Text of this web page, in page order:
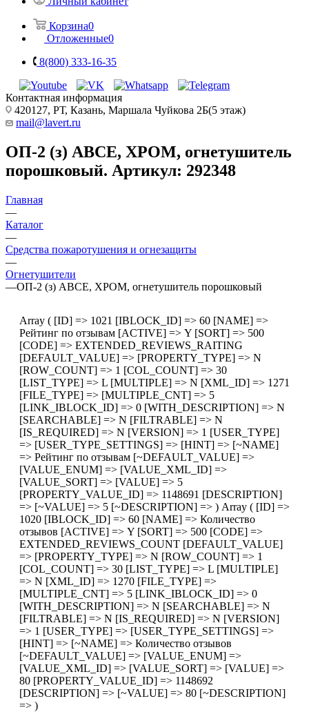
Корзина0
Отложенные0
8(800) 333-16-35
Контактная информация
420127, РТ, Казань, Маршала Чуйкова 2Б(5 этаж)
mail@lavert.ru
ОП-2 (з) АВСЕ, ХРОМ, огнетушитель
порошковый. Артикул: 292348
Главная
—
Каталог
—
Средства пожаротушения и огнезащиты
—
Огнетушители
—ОП-2 (з) АВСЕ, ХРОМ, огнетушитель порошковый
Array ( [ID] => 1021 [IBLOCK_ID] => 60 [NAME] =>
Рейтинг по отзывам [ACTIVE] => Y [SORT] => 500
[CODE] => EXTENDED_REVIEWS_RAITING
[DEFAULT_VALUE] => [PROPERTY_TYPE] => N
[ROW_COUNT] => 1 [COL_COUNT] => 30
[LIST_TYPE] => L [MULTIPLE] => N [XML_ID] => 1271
[FILE_TYPE] => [MULTIPLE_CNT] => 5
[LINK_IBLOCK_ID] => 0 [WITH_DESCRIPTION] => N
[SEARCHABLE] => N [FILTRABLE] => N
[IS_REQUIRED] => N [VERSION] => 1 [USER_TYPE]
=> [USER_TYPE_SETTINGS] => [HINT] => [~NAME]
=> Рейтинг по отзывам [~DEFAULT_VALUE] =>
[VALUE_ENUM] => [VALUE_XML_ID] =>
[VALUE_SORT] => [VALUE] => 5
[PROPERTY_VALUE_ID] => 1148691 [DESCRIPTION]
=> [~VALUE] => 5 [~DESCRIPTION] => ) Array ( [ID] =>
1020 [IBLOCK_ID] => 60 [NAME] => Количество
отзывов [ACTIVE] => Y [SORT] => 500 [CODE] =>
EXTENDED_REVIEWS_COUNT [DEFAULT_VALUE]
=> [PROPERTY_TYPE] => N [ROW_COUNT] => 1
[COL_COUNT] => 30 [LIST_TYPE] => L [MULTIPLE]
=> N [XML_ID] => 1270 [FILE_TYPE] =>
[MULTIPLE_CNT] => 5 [LINK_IBLOCK_ID] => 0
[WITH_DESCRIPTION] => N [SEARCHABLE] => N
[FILTRABLE] => N [IS_REQUIRED] => N [VERSION]
=> 1 [USER_TYPE] => [USER_TYPE_SETTINGS] =>
[HINT] => [~NAME] => Количество отзывов
[~DEFAULT_VALUE] => [VALUE_ENUM] =>
[VALUE_XML_ID] => [VALUE_SORT] => [VALUE] =>
80 [PROPERTY_VALUE_ID] => 1148692
[DESCRIPTION] => [~VALUE] => 80 [~DESCRIPTION]
=> )